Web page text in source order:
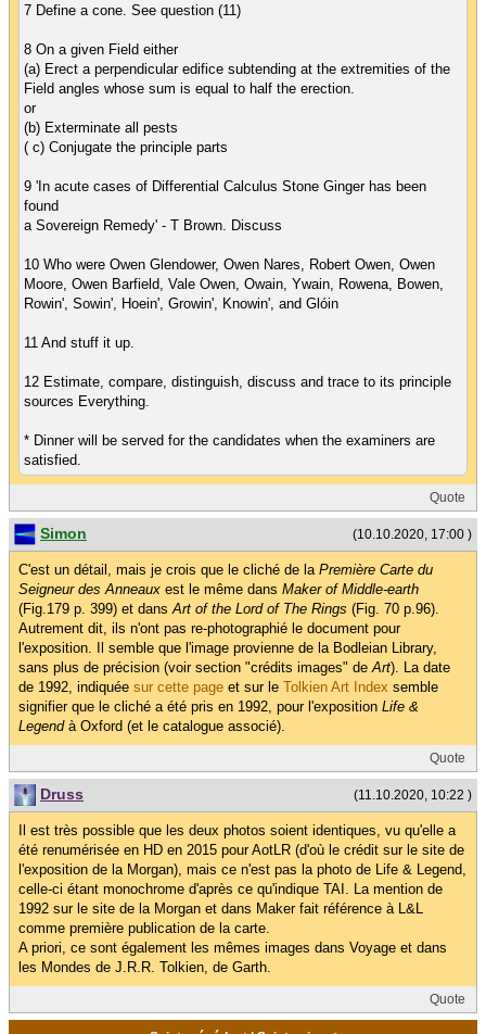
7 Define a cone. See question (11)
8 On a given Field either
(a) Erect a perpendicular edifice subtending at the extremities of the
Field angles whose sum is equal to half the erection.
or
(b) Exterminate all pests
( c) Conjugate the principle parts
9 'In acute cases of Differential Calculus Stone Ginger has been
found
a Sovereign Remedy' - T Brown. Discuss
10 Who were Owen Glendower, Owen Nares, Robert Owen, Owen
Moore, Owen Barfield, Vale Owen, Owain, Ywain, Rowena, Bowen,
Rowin', Sowin', Hoein', Growin', Knowin', and Glóin
11 And stuff it up.
12 Estimate, compare, distinguish, discuss and trace to its principle
sources Everything.
* Dinner will be served for the candidates when the examiners are
satisfied.
Quote
(10.10.2020, 17:00 )
Simon
C'est un détail, mais je crois que le cliché de la Première Carte du
Seigneur des Anneaux est le même dans Maker of Middle-earth
(Fig.179 p. 399) et dansArt of the Lord of The Rings (Fig. 70 p.96).
Autrement dit, ils n'ont pas re-photographié le document pour
l'exposition. Il semble que l'image provienne de la Bodleian Library,
sans plus de précision (voir section "crédits images" deArt). La date
de 1992, indiquée sur cette page et sur le Tolkien Art Index semble
signifier que le cliché a été pris en 1992, pour l'exposition Life &
Legendà Oxford (et le catalogue associé).
Quote
(11.10.2020, 10:22 )
Druss
Il est très possible que les deux photos soient identiques, vu qu'elle a
été renumérisée en HD en 2015 pour AotLR (d'où le crédit sur le site de
l'exposition de la Morgan), mais ce n'est pas la photo de Life & Legend,
celle-ci étant monochrome d'après ce qu'indique TAI. La mention de
1992 sur le site de la Morgan et dans Maker fait référence à L&L
comme première publication de la carte.
A priori, ce sont également les mêmes images dans Voyage et dans
les Mondes de J.R.R. Tolkien, de Garth.
Quote